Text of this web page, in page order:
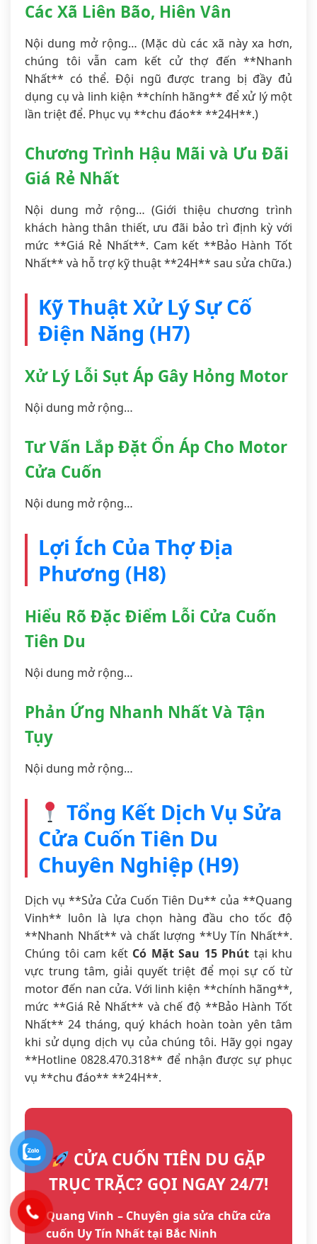
Các Xã Liên Bão, Hiên Vân
Nội dung mở rộng… (Mặc dù các xã này xa hơn,
chúng tôi vẫn cam kết cử thợ đến **Nhanh
Nhất** có thể. Đội ngũ được trang bị đầy đủ
dụng cụ và linh kiện **chính hãng** để xử lý một
lần triệt để. Phục vụ **chu đáo** **24H**.)
Chương Trình Hậu Mãi và Ưu Đãi
Giá Rẻ Nhất
Nội dung mở rộng… (Giới thiệu chương trình
khách hàng thân thiết, ưu đãi bảo trì định kỳ với
mức **Giá Rẻ Nhất**. Cam kết **Bảo Hành Tốt
Nhất** và hỗ trợ kỹ thuật **24H** sau sửa chữa.)
Kỹ Thuật Xử Lý Sự Cố
Điện Năng (H7)
Xử Lý Lỗi Sụt Áp Gây Hỏng Motor
Nội dung mở rộng…
Tư Vấn Lắp Đặt Ổn Áp Cho Motor
Cửa Cuốn
Nội dung mở rộng…
Lợi Ích Của Thợ Địa
Phương (H8)
Hiểu Rõ Đặc Điểm Lỗi Cửa Cuốn
Tiên Du
Nội dung mở rộng…
Phản Ứng Nhanh Nhất Và Tận
Tụy
Nội dung mở rộng…
Tổng Kết Dịch Vụ Sửa
Cửa Cuốn Tiên Du
Chuyên Nghiệp (H9)
Dịch vụ **Sửa Cửa Cuốn Tiên Du** của **Quang
Vinh** luôn là lựa chọn hàng đầu cho tốc độ
**Nhanh Nhất** và chất lượng **Uy Tín Nhất**.
Chúng tôi cam kết Có Mặt Sau 15 Phút tại khu
vực trung tâm, giải quyết triệt để mọi sự cố từ
motor đến nan cửa. Với linh kiện **chính hãng**,
mức **Giá Rẻ Nhất** và chế độ **Bảo Hành Tốt
Nhất** 24 tháng, quý khách hoàn toàn yên tâm
khi sử dụng dịch vụ của chúng tôi. Hãy gọi ngay
**Hotline 0828.470.318** để nhận được sự phục
vụ **chu đáo** **24H**.
CỬA CUỐN TIÊN DU GẶP
TRỤC TRẶC? GỌI NGAY 24/7!
Quang Vinh – Chuyên gia sửa chữa cửa
cuốn Uy Tín Nhất tại Bắc Ninh